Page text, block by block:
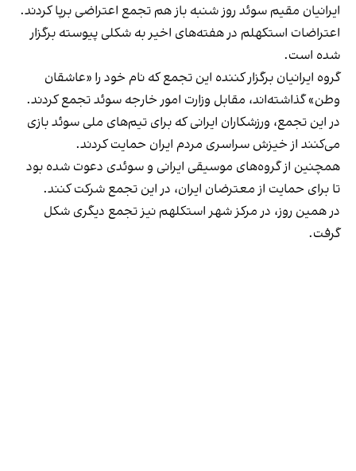
ایرانیان مقیم سوئد روز شنبه باز هم تجمع اعتراضی برپا کردند.
اعتراضات استکهلم در هفته‌های اخیر به شکلی پیوسته برگزار
شده است.
گروه ایرانیان برگزار کننده این تجمع که نام خود را «عاشقان
وطن» گذاشته‌اند، مقابل وزارت امور خارجه سوئد تجمع کردند.
در این تجمع، ورزشکاران ایرانی که برای تیم‌های ملی سوئد بازی
می‌کنند از خیزش سراسری مردم ایران حمایت کردند.
همچنین از گروه‌های موسیقی ایرانی و سوئدی دعوت شده بود
تا برای حمایت از معترضان ایران، در این تجمع شرکت کنند.
در همین روز، در مرکز شهر استکلهم نیز تجمع دیگری شکل
گرفت.